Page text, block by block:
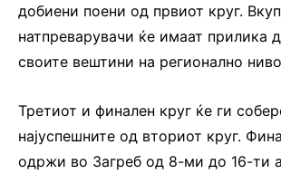
добиени поени од првиот круг.
натпреварувачи ќе имаат прилика
своите вештини на регионално
Третиот и финален круг ќе ги
најуспешните од вториот круг.
одржи во Загреб од 8-ми до 16-ти